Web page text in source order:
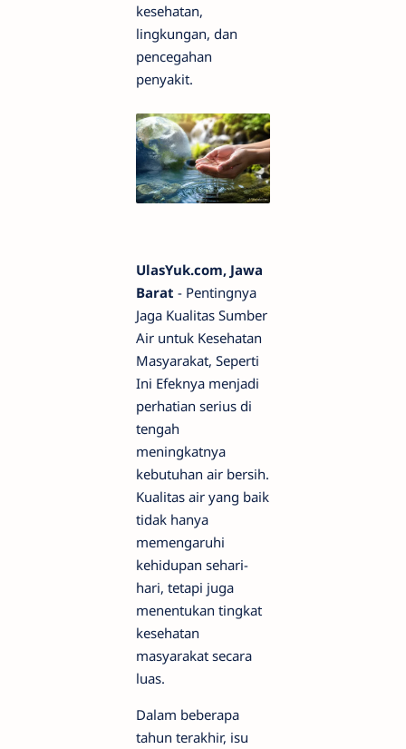
kesehatan,
lingkungan, dan
pencegahan
penyakit.
UlasYuk.com, Jawa
Barat - Pentingnya
Jaga Kualitas Sumber
Air untuk Kesehatan
Masyarakat, Seperti
Ini Efeknya menjadi
perhatian serius di
tengah
meningkatnya
kebutuhan air bersih.
Kualitas air yang baik
tidak hanya
memengaruhi
kehidupan sehari-
hari, tetapi juga
menentukan tingkat
kesehatan
masyarakat secara
luas.
Dalam beberapa
tahun terakhir, isu